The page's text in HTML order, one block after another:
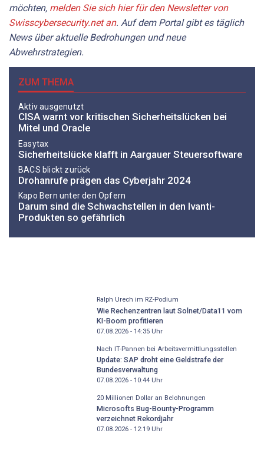
möchten, melden Sie sich hier für den Newsletter von
Swisscybersecurity.net an. Auf dem Portal gibt es täglich
News über aktuelle Bedrohungen und neue
Abwehrstrategien.
ZUM THEMA
Aktiv ausgenutzt
CISA warnt vor kritischen Sicherheitslücken bei
Mitel und Oracle
Easytax
Sicherheitslücke klafft in Aargauer Steuersoftware
BACS blickt zurück
Drohanrufe prägen das Cyberjahr 2024
Kapo Bern unter den Opfern
Darum sind die Schwachstellen in den Ivanti-
Produkten so gefährlich
Ralph Urech im RZ-Podium
Wie Rechenzentren laut Solnet/Data11 vom
KI-Boom profitieren
07.08.2026 - 14:35Uhr
Nach IT-Pannen bei Arbeitsvermittlungsstellen
Update: SAP droht eine Geldstrafe der
Bundesverwaltung
07.08.2026 - 10:44Uhr
20 Millionen Dollar an Belohnungen
Microsofts Bug-Bounty-Programm
verzeichnet Rekordjahr
07.08.2026 - 12:19Uhr